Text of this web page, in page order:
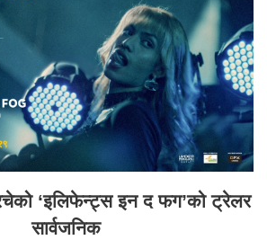
‘इलिफेन्ट्स इन द फग’को ट्रेलर
सार्वजनिक